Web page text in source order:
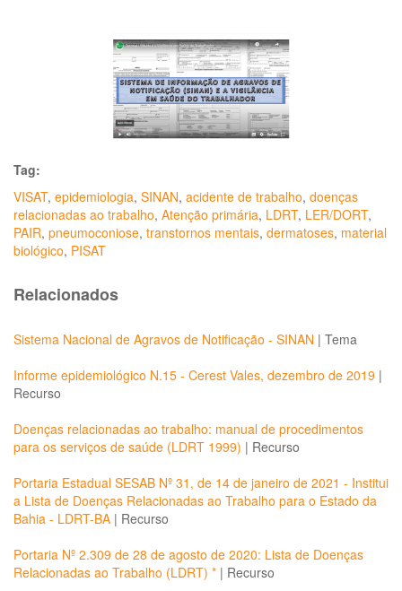
Tag:
VISAT, epidemiologia, SINAN, acidente de trabalho, doenças
relacionadas ao trabalho, Atenção primária, LDRT, LER/DORT,
PAIR, pneumoconiose, transtornos mentais, dermatoses, material
biológico, PISAT
Relacionados
Sistema Nacional de Agravos de Notificação - SINAN | Tema
Informe epidemiológico N.15 - Cerest Vales, dezembro de 2019 |
Recurso
Doenças relacionadas ao trabalho: manual de procedimentos
para os serviços de saúde (LDRT 1999) | Recurso
Portaria Estadual SESAB Nº 31, de 14 de janeiro de 2021 - Institui
a Lista de Doenças Relacionadas ao Trabalho para o Estado da
Bahia - LDRT-BA | Recurso
Portaria Nº 2.309 de 28 de agosto de 2020: Lista de Doenças
Relacionadas ao Trabalho (LDRT) * | Recurso